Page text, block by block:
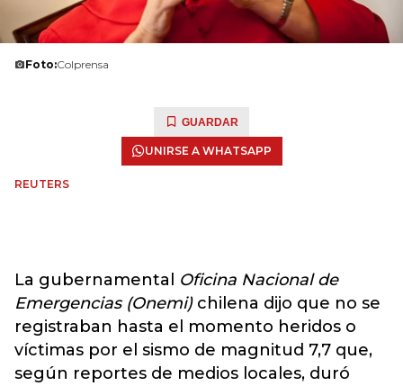
Foto:Colprensa
GUARDAR
UNIRSE A WHATSAPP
REUTERS
La gubernamental Oficina Nacional de
Emergencias (Onemi)chilena dijo que no se
registraban hasta el momento heridos o
víctimas por el sismo de magnitud 7,7 que,
según reportes de medios locales, duró